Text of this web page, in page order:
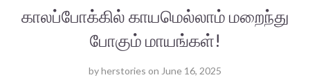
காலப்போக்கில் காயமெல்லாம் மறைந்து
போகும் மாயங்கள்!
byherstories on June 16, 2025